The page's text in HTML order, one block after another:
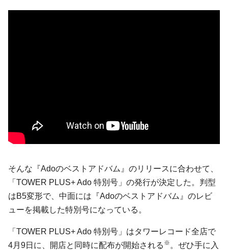
そんな『Adoのベストアドバム』のリリースに合わせて、
「TOWER PLUS+ Ado 特別号」の発行が決定した。判型
はB5変形で、中面には『Adoのベストアドバム』のレビ
ューを掲載した特別号になっている。
「TOWER PLUS+ Ado 特別号」はタワーレコード全店で
4月9日に、開店と同時に配布が開始される ※ 。ぜひ手に入